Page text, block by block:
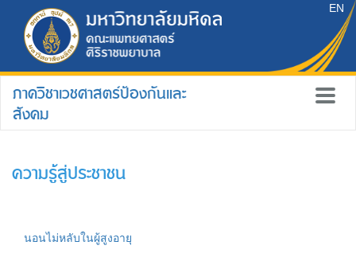
EN
ภาควิชาเวชศาสตร์ป้องกันและ
สังคม
ความรู้สู่ประชาชน
นอนไม่หลับในผู้สูงอายุ